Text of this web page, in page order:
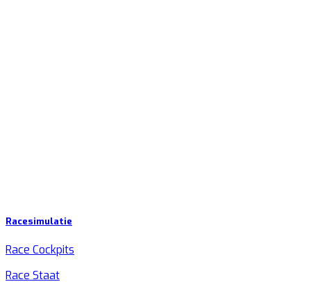
Racesimulatie
Race Cockpits
Race Staat